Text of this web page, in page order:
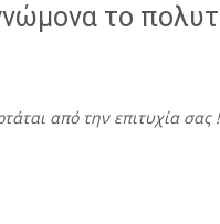
το
από την επιτυχία σας !